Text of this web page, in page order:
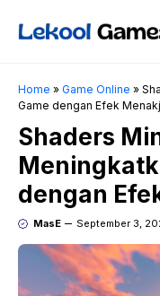
Home » Game Online »
Game dengan Efek
Shaders
dengan
MasE September 3,